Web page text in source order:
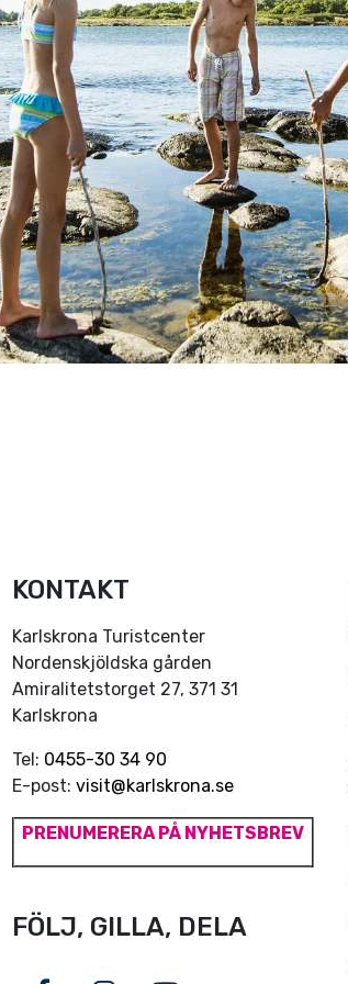
KONTAKT
Karlskrona Turistcenter
Nordenskjöldska gården
Amiralitetstorget 27, 371 31
Karlskrona
Tel: 0455-30 34 90
E-post: visit@karlskrona.se
PRENUMERERA PÅ NYHETSBREV
FÖLJ, GILLA, DELA